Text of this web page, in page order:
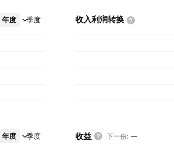
年度 季度
更多 收入利润转换
年度 季度
更多 收益 下一份: —